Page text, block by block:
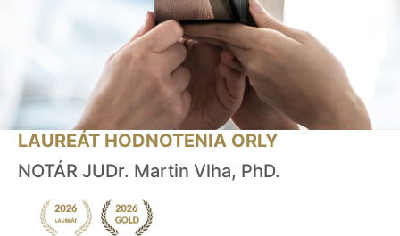
LAUREÁT HODNOTENIA ORLY
NOTÁR JUDr. Martin Vlha, PhD.